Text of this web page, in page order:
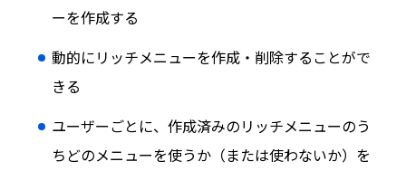
ーを作成する
動的にリッチメニューを作成・削除することがで
きる
ユーザーごとに、作成済みのリッチメニューのう
ちどのメニューを使うか（または使わないか）を